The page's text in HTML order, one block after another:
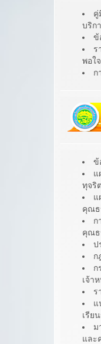
คู่
บริก
ข้
ร
พอใ
ก
ข้
แ
ทุจริต
แ
คุณธ
ก
คุณธ
ป
ก
ก
เจ้า
ร
แ
เรีย
ม
และ